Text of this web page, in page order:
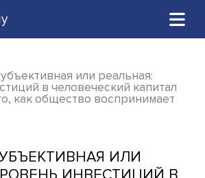
субъективная или реальная:
в человеческий
как общество